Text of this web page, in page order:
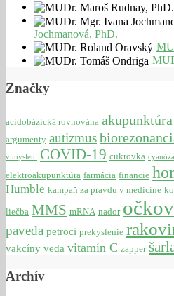
Jochmanová, PhD.
Značky
acidobázická rovnováha akupunktúra
argumenty autizmus
v myslení COVID-19 cukrovka cyanóza
elektroakupunktúra farmácia financie
Humble kampaň za pravdu v medicíne
liečba MMS mRNA nador
paveda petroci prekyslenie
vakcíny veda vitamín C zapper
Archív